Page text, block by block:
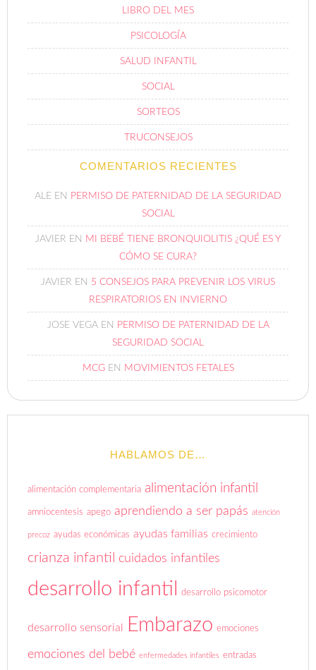
LIBRO DEL MES
PSICOLOGÍA
SALUD INFANTIL
SOCIAL
SORTEOS
TRUCONSEJOS
COMENTARIOS RECIENTES
ALE EN PERMISO DE PATERNIDAD DE LA SEGURIDAD
SOCIAL
JAVIER EN MI BEBÉ TIENE BRONQUIOLITIS ¿QUÉ ES Y
CÓMO SE CURA?
JAVIER EN 5 CONSEJOS PARA PREVENIR LOS VIRUS
RESPIRATORIOS EN INVIERNO
JOSE VEGAEN PERMISO DE PATERNIDAD DE LA
SEGURIDAD SOCIAL
MCGEN MOVIMIENTOS FETALES
HABLAMOS DE…
alimentación complementaria alimentación infantil
amniocentesis apego aprendiendo a ser papás atención
precoz ayudas económicas ayudas familias crecimiento
crianza infantil cuidados infantiles
desarrollo infantil desarrollo psicomotor
desarrollo sensorial Embarazo emociones
emociones del bebé enfermedades infantiles entradas